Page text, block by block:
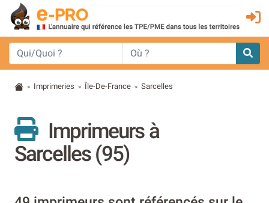
> Imprimeries > Île-De-France > Sarcelles
Imprimeurs à
Sarcelles (95)